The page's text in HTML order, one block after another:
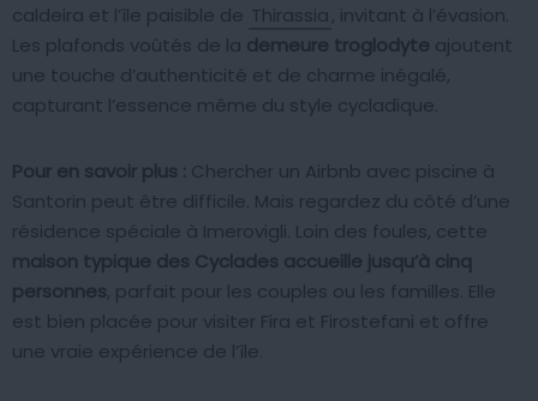
caldeira et l’île paisible de Thirassia, invitant à l’évasion.
Les plafonds voûtés de la demeure troglodyte ajoutent
une touche d’authenticité et de charme inégalé,
capturant l’essence même du style cycladique.
Pour en savoir plus : Chercher un Airbnb avec piscine à
Santorin peut être difficile. Mais regardez du côté d’une
résidence spéciale à Imerovigli. Loin des foules, cette
maison typique des Cyclades accueille jusqu’à cinq
personnes, parfait pour les couples ou les familles. Elle
est bien placée pour visiter Fira et Firostefani et offre
une vraie expérience de l’île.